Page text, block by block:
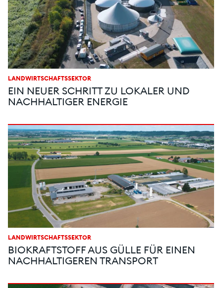
LANDWIRTSCHAFTSSEKTOR
EIN NEUER SCHRITT ZU LOKALER UND
NACHHALTIGER ENERGIE
LANDWIRTSCHAFTSSEKTOR
BIOKRAFTSTOFF AUS GÜLLE FÜR EINEN
NACHHALTIGEREN TRANSPORT